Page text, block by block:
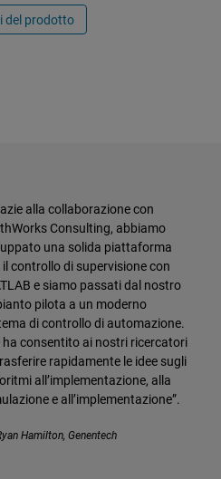
del prodotto
alla collaborazione con
Consulting, abbiamo
una solida piattaforma
il controllo di supervisione con
e siamo passati dal nostro
pilota a un moderno
di controllo di automazione.
ha consentito ai nostri ricercatori
rapidamente le idee sugli
all’implementazione, alla
e all’implementazione”.
Hamilton, Genentech